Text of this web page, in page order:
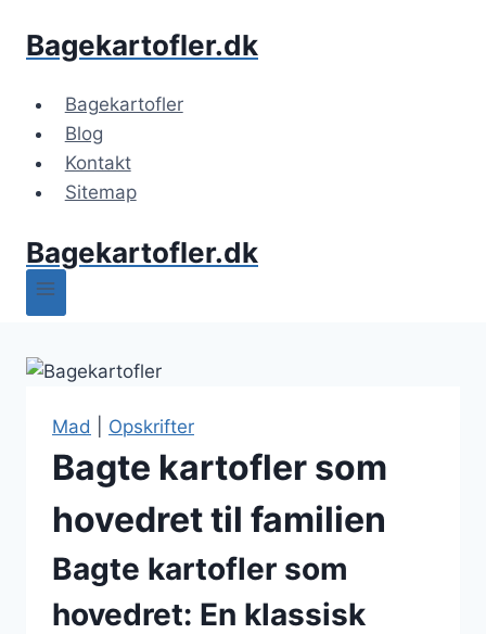
Bagekartofler.dk
Bagekartofler
Blog
Kontakt
Sitemap
Bagekartofler.dk
Mad Opskrifter
Bagte kartofler som
hovedret til familien
Bagte kartofler som
hovedret: En klassisk